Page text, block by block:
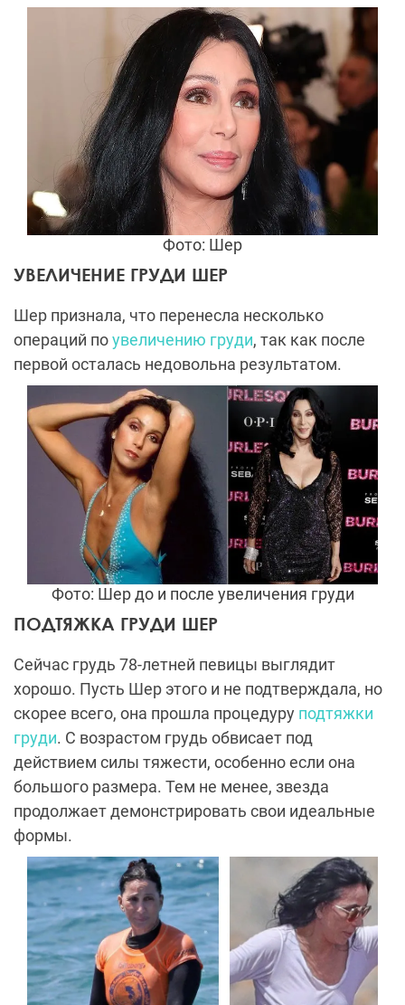
Фото: Шер
УВЕЛИЧЕНИЕ ГРУДИ ШЕР
Шер признала, что перенесла несколько
операций поувеличению груди, так как после
первой осталась недовольна результатом.
Фото: Шер до и после увеличения груди
ПОДТЯЖКА ГРУДИ ШЕР
Сейчас грудь 78-летней певицы выглядит
хорошо. Пусть Шер этого и не подтверждала, но
скорее всего, она прошла процедуру подтяжки
груди. С возрастом грудь обвисает под
действием силы тяжести, особенно если она
большого размера. Тем не менее, звезда
продолжает демонстрировать свои идеальные
формы.